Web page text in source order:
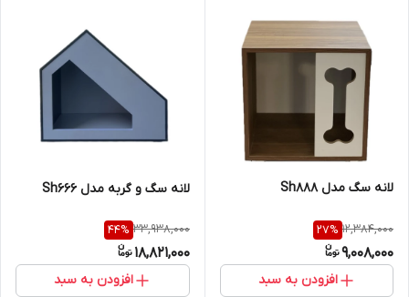
لانه سگ مدل Sh888
12,384,000
27%
9,008,000
افزودن به سبد
لانه سگ و گربه مدل Sh666
33,938,000
44%
18,821,000
افزودن به سبد